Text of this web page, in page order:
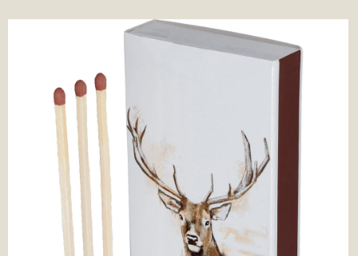
hvězdiček.